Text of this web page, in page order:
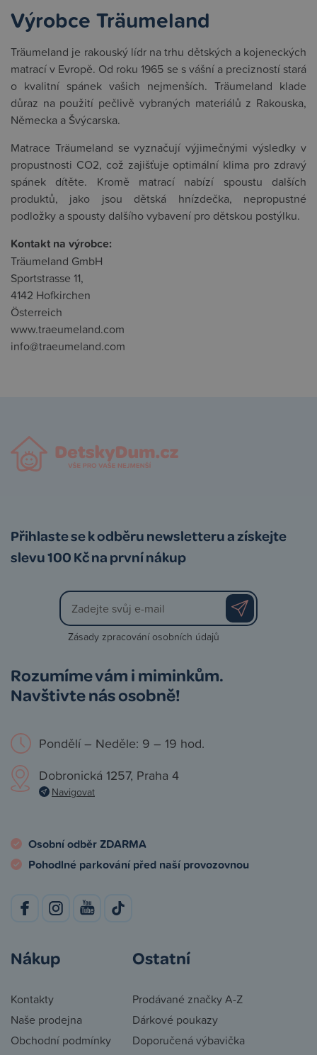
Výrobce Träumeland
Träumeland je rakouský lídr na trhu dětských a kojeneckých
matrací v Evropě. Od roku 1965 se s vášní a precizností stará
o kvalitní spánek vašich nejmenších. Träumeland klade
důraz na použití pečlivě vybraných materiálů z Rakouska,
Německa a Švýcarska.
Matrace Träumeland se vyznačují výjimečnými výsledky v
propustnosti CO2, což zajišťuje optimální klima pro zdravý
spánek dítěte. Kromě matrací nabízí spoustu dalších
produktů, jako jsou dětská hnízdečka, nepropustné
podložky a spousty dalšího vybavení pro dětskou postýlku.
Kontakt na výrobce:
Träumeland GmbH
Sportstrasse 11,
4142 Hofkirchen
Österreich
www.traeumeland.com
info@traeumeland.com
Přihlaste se k odběru newsletteru a získejte
slevu 100 Kč na první nákup
Zásady zpracování osobních údajů
Rozumíme vám i miminkům.
Navštivte nás osobně!
Pondělí – Neděle: 9 – 19 hod.
Dobronická 1257, Praha 4
Navigovat
Osobní odběr ZDARMA
Pohodlné parkování před naší provozovnou
Nákup
Kontakty
Naše prodejna
Obchodní podmínky
Ostatní
Prodávané značky A-Z
Dárkové poukazy
Doporučená výbavička